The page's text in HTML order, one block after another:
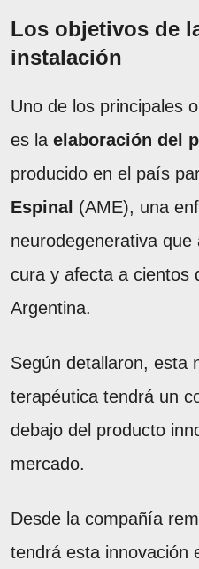
Los objetivos de
instalación
Uno de los principales
es la elaboración del
producido en el país
Espinal (AME), una
neurodegenerativa
cura y afecta a cientos
Argentina.
Según detallaron, esta
terapéutica tendrá un
debajo del producto
mercado.
Desde la compañía
tendrá esta innovación